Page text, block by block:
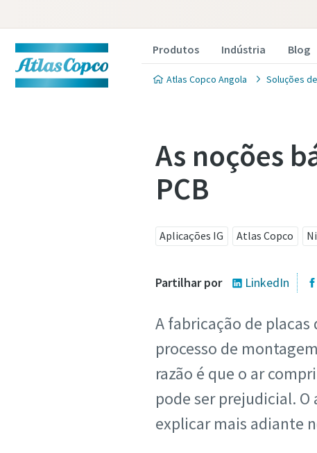
Produtos Indústria Blog
Atlas Copco Angola Soluções
As noções
PCB
Aplicações IG Atlas Copco
Partilhar por LinkedIn
A fabricação de
processo de
razão é que o ar
pode ser prejudicial.
explicar mais adiante
Nome
Apelido
Correio